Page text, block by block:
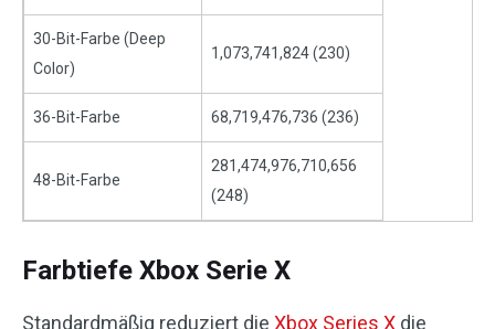
30-Bit-Farbe (Deep
Color)
1,073,741,824 (230)
36-Bit-Farbe 68,719,476,736 (236)
48-Bit-Farbe
281,474,976,710,656
(248)
Farbtiefe Xbox Serie X
Standardmäßig reduziert die Xbox Series X die